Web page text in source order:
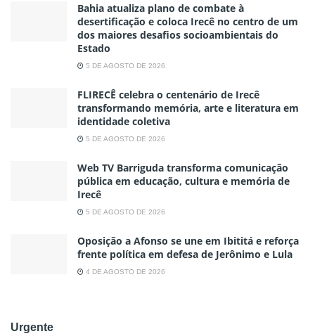
Bahia atualiza plano de combate à
desertificação e coloca Irecê no centro de um
dos maiores desafios socioambientais do
Estado
5 DE AGOSTO DE 2026
FLIRECÊ celebra o centenário de Irecê
transformando memória, arte e literatura em
identidade coletiva
5 DE AGOSTO DE 2026
Web TV Barriguda transforma comunicação
pública em educação, cultura e memória de
Irecê
5 DE AGOSTO DE 2026
Oposição a Afonso se une em Ibititá e reforça
frente política em defesa de Jerônimo e Lula
4 DE AGOSTO DE 2026
Urgente